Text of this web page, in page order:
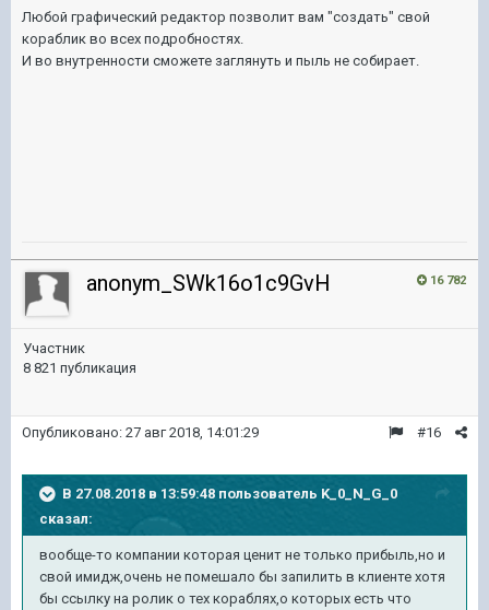
Любой графический редактор позволит вам "создать" свой
кораблик во всех подробностях.
И во внутренности сможете заглянуть и пыль не собирает.
16 782
anonym_SWk16o1c9GvH
Участник
8 821 публикация
#16
Опубликовано: 27 авг 2018, 14:01:29
В 27.08.2018 в 13:59:48 пользователь K_0_N_G_0
сказал:
вообще-то компании которая ценит не только прибыль,но и
свой имидж,очень не помешало бы запилить в клиенте хотя
бы ссылку на ролик о тех кораблях,о которых есть что